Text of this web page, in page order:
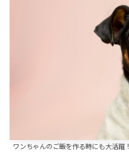
ワンちゃんのご飯を作る時にも大活躍！